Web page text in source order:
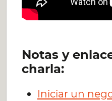
Notas y
charla:
Iniciar un